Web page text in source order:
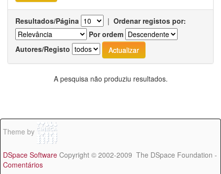
Resultados/Página | Ordenar registos por:
Por ordem
Autores/Registo
A pesquisa não produziu resultados.
Theme by
DSpace Software Copyright © 2002-2009 The DSpace Foundation -
Comentários